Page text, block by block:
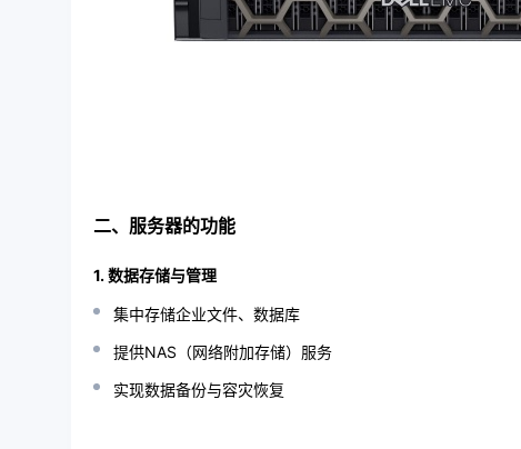
二、服务器的功能
1. 数据存储与管理
集中存储企业文件、数据库
提供NAS（网络附加存储）服务
实现数据备份与容灾恢复